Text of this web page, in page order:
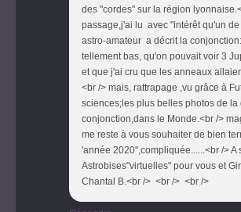
des "cordes" sur la région
passage,j'ai lu avec "intérêt qu'un
astro-amateur a décrit la
tellement bas, qu'on pouvait voir 3
et que j'ai cru que les anneaux
<br /> mais, rattrapage ,vu grâce à
sciences;les plus belles photos de la
conjonction,dans le Monde.<br />
me reste à vous souhaiter de bien
'année 2020",compliquée......<br /> A
Astrobises"virtuelles" pour vous et
Chantal B.<br /> <br /> <br />